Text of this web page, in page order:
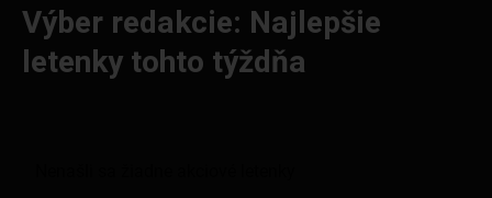
Výber redakcie: Najlepšie
letenky tohto týždňa